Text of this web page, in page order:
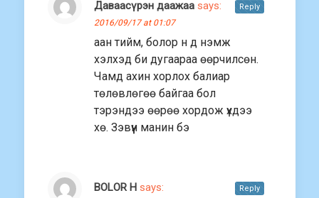
Даваасүрэн даажаа says:
2016/09/17 at 01:07
аан тийм, болор н д нэмж
хэлхэд би дугаараа өөрчилсөн.
Чамд ахин хорлох балиар
төлөвлөгөө байгаа бол
тэрэндээ өөрөө хордож үхдээ
хө. Зэвүүн манин бэ
Reply
BOLOR H says: Reply